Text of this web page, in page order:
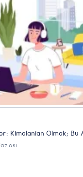
Kimolanian Olmak; Bu